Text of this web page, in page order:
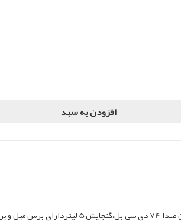
افزودن به سبد
قدرت موتور 1800 وات،کیسه دار،وزن7.8 کیلوگرم،لوله تلسکوپی،فیلتر هپا،فیلتر بهداشتی،لوله کنفی،طول کابل 13 متر،شعاع جارو 15 متر،میزان صدا 74 دی سی